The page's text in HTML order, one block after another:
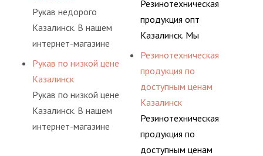
шлангов, рукавов и
других
резинотехнических
соответствующих
условиям и нормативам.
Рукав недорого
Казалинск. В нашем
интернет-магазине
представлены разные
варианты шлангов,
рукавов и других
резинотехнических
изделий,
Рукав по низкой цене
Казалинск
Рукав по низкой цене
Казалинск. В нашем
интернет-магазине
действительно сделать
осознанный выбор,
делаем это полностью
БЕСПЛАТНО.
Резинотехническая
продукция опт
Казалинск. Мы
регулярно
консультируем своих
покупателей, и
помогаем им
действительно сделать
осознанный выбор,
лучший для решения
Резинотехническая
продукция по
доступным ценам
Казалинск
Резинотехническая
продукция по
доступным ценам